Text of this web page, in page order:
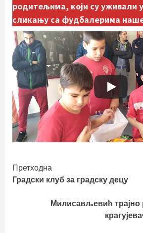
родитељима, који су уживали
сликању са фудбалерима
Continue
Reading
Претходна
Градски клуб за градску децу
Милисављевић